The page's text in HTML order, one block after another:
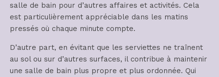
salle de bain pour d’autres affaires et activités. Cela
est particulièrement appréciable dans les matins
pressés où chaque minute compte.
D’autre part, en évitant que les serviettes ne traînent
au sol ou sur d’autres surfaces, il contribue à maintenir
une salle de bain plus propre et plus ordonnée. Qui